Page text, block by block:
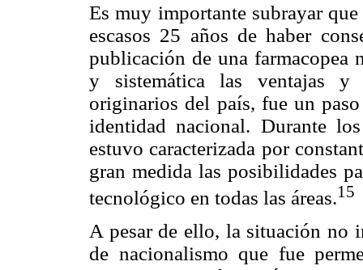
Es muy importante subrayar
escasos 25 años de haber
publicación de una farmacopea
y sistemática las ventajas y
originarios del país, fue un
identidad nacional. Durante
estuvo caracterizada por
gran medida las posibilidades
tecnológico en todas las áreas.15
A pesar de ello, la situación no
de nacionalismo que fue